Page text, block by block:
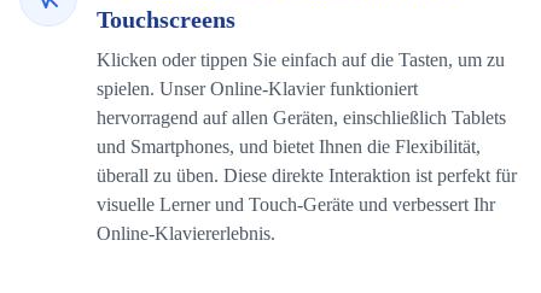
Touchscreens
Klicken oder tippen Sie einfach auf die Tasten, um zu
spielen. Unser Online-Klavier funktioniert
hervorragend auf allen Geräten, einschließlich Tablets
und Smartphones, und bietet Ihnen die Flexibilität,
überall zu üben. Diese direkte Interaktion ist perfekt für
visuelle Lerner und Touch-Geräte und verbessert Ihr
Online-Klaviererlebnis.